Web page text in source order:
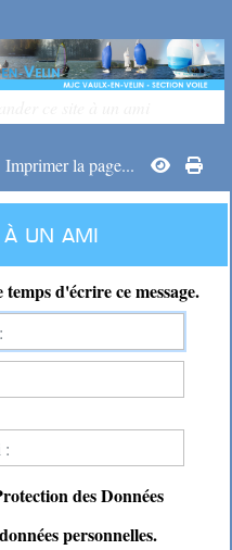
Imprimer la page...
un ami
d'écrire ce message.
des Données
personnelles.